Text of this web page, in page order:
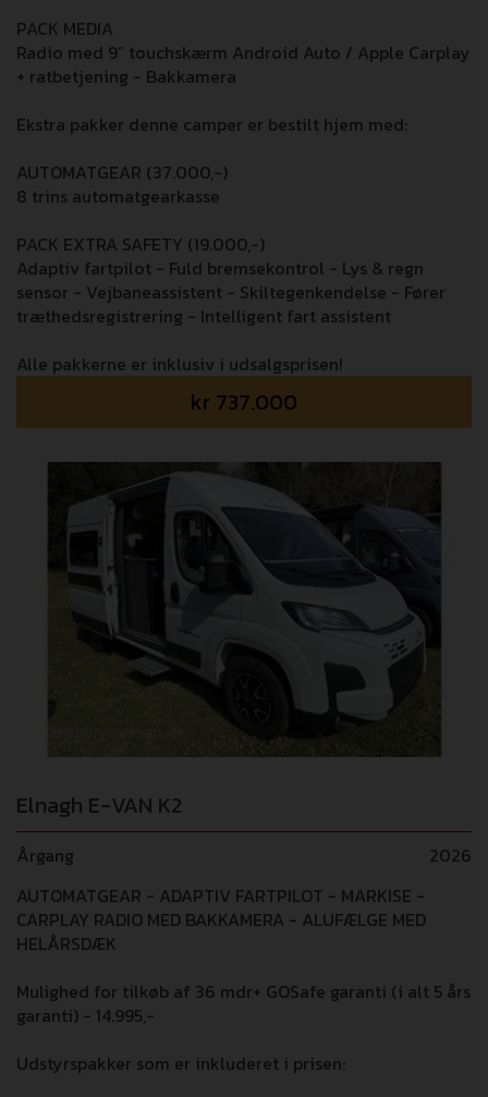
PACK MEDIA
Radio med 9” touchskærm Android Auto / Apple Carplay
+ ratbetjening - Bakkamera
Ekstra pakker denne camper er bestilt hjem med:
AUTOMATGEAR (37.000,-)
8 trins automatgearkasse
PACK EXTRA SAFETY (19.000,-)
Adaptiv fartpilot - Fuld bremsekontrol - Lys & regn
sensor - Vejbaneassistent - Skiltegenkendelse - Fører
træthedsregistrering - Intelligent fart assistent
Alle pakkerne er inklusiv i udsalgsprisen!
kr 737.000
Elnagh E-VAN K2
Årgang
2026
AUTOMATGEAR - ADAPTIV FARTPILOT - MARKISE -
CARPLAY RADIO MED BAKKAMERA - ALUFÆLGE MED
HELÅRSDÆK
Mulighed for tilkøb af 36 mdr+ GOSafe garanti (i alt 5 års
garanti) - 14.995,-
Udstyrspakker som er inkluderet i prisen: